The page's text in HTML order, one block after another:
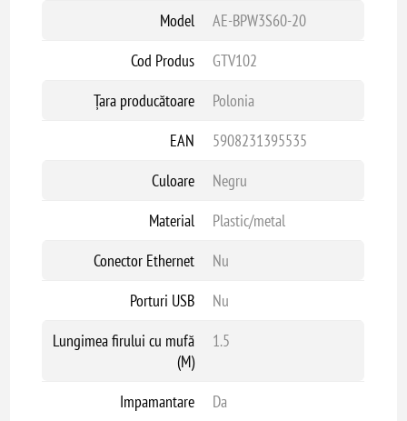
Model
AE-BPW3S60-20
Cod Produs
GTV102
Ţara producătoare
Polonia
EAN
5908231395535
Culoare
Negru
Material
Plastic/metal
Conector Ethernet
Nu
Porturi USB
Nu
Lungimea firului cu mufă
(M)
1.5
Impamantare Da